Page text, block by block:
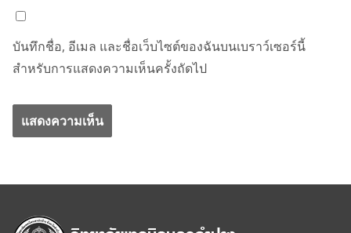
บันทึกชื่อ, อีเมล และชื่อเว็บไซต์ของฉันบนเบราว์เซอร์นี้
สำหรับการแสดงความเห็นครั้งถัดไป